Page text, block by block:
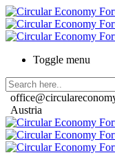
Toggle menu
Austria